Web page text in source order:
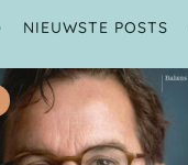
NIEUWSTE POSTS